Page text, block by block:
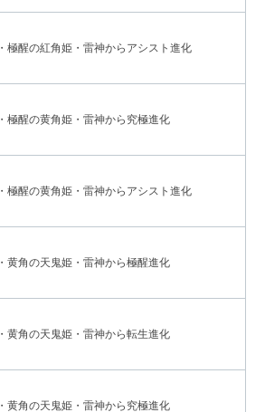
・極醒の紅角姫・雷神からアシスト進化
・極醒の黄角姫・雷神から究極進化
・極醒の黄角姫・雷神からアシスト進化
・黄角の天鬼姫・雷神から極醒進化
・黄角の天鬼姫・雷神から転生進化
・黄角の天鬼姫・雷神から究極進化